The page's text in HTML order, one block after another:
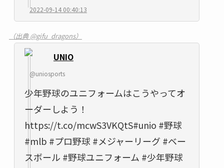
2022-09-14 00:40:13
（出典 @gifu_dragons）
UNIO
@uniosports
少年野球のユニフォームはこうやってオ
ーダーしよう！
https://t.co/mcwS3VKQtS#unio #野球
#mlb #プロ野球 #メジャーリーグ #ベー
スボール #野球ユニフォーム #少年野球